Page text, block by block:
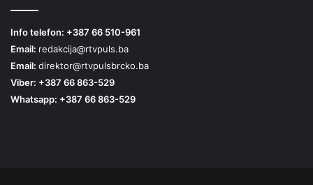
Info telefon: +387 66 510-961
Email: redakcija@rtvpuls.ba
Email: direktor@rtvpulsbrcko.ba
Viber: +387 66 863-529
Whatsapp: +387 66 863-529